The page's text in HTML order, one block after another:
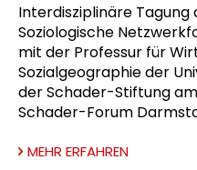
Interdisziplinäre Tagung
Soziologische
mit der Professur für
Sozialgeographie der
der Schader-Stiftung am
Schader-Forum
MEHR ERFAHREN